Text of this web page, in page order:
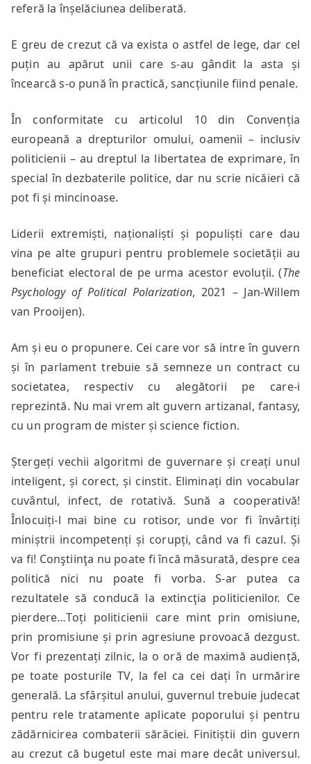
referă la înșelăciunea deliberată.
E greu de crezut că va exista o astfel de lege, dar cel
puțin au apărut unii care s-au gândit la asta și
încearcă s-o pună în practică, sancțiunile fiind penale.
În conformitate cu articolul 10 din Convenția
europeană a drepturilor omului, oamenii – inclusiv
politicienii – au dreptul la libertatea de exprimare, în
special în dezbaterile politice, dar nu scrie nicăieri că
pot fi și mincinoase.
Liderii extremiști, naționaliști și populiști care dau
vina pe alte grupuri pentru problemele societății au
beneficiat electoral de pe urma acestor evoluții. (The
Psychology of Political Polarization, 2021 – Jan-Willem
van Prooijen).
Am și eu o propunere. Cei care vor să intre în guvern
și în parlament trebuie să semneze un contract cu
societatea, respectiv cu alegătorii pe care-i
reprezintă. Nu mai vrem alt guvern artizanal, fantasy,
cu un program de mister și science fiction.
Ștergeți vechii algoritmi de guvernare și creați unul
inteligent, și corect, și cinstit. Eliminați din vocabular
cuvântul, infect, de rotativă. Sună a cooperativă!
Înlocuiți-l mai bine cu rotisor, unde vor fi învârtiți
miniștrii incompetenți și corupți, când va fi cazul. Și
va fi! Conştiinţa nu poate fi încă măsurată, despre cea
politică nici nu poate fi vorba. S-ar putea ca
rezultatele să conducă la extincţia politicienilor. Ce
pierdere…Toți politicienii care mint prin omisiune,
prin promisiune și prin agresiune provoacă dezgust.
Vor fi prezentați zilnic, la o oră de maximă audiență,
pe toate posturile TV, la fel ca cei dați în urmărire
generală. La sfârșitul anului, guvernul trebuie judecat
pentru rele tratamente aplicate poporului și pentru
zădărnicirea combaterii sărăciei. Finitiștii din guvern
au crezut că bugetul este mai mare decât universul.